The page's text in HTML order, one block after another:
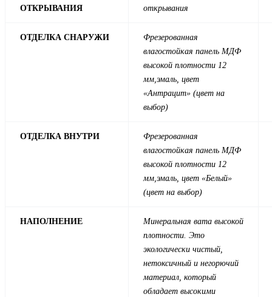
ОТКРЫВАНИЯ
открывания
ОТДЕЛКА СНАРУЖИ
Фрезерованная
влагостойкая панель МДФ
высокой плотности 12
мм,эмаль, цвет
«Антрацит» (цвет на
выбор)
ОТДЕЛКА ВНУТРИ
Фрезерованная
влагостойкая панель МДФ
высокой плотности 12
мм,эмаль, цвет «Белый»
(цвет на выбор)
НАПОЛНЕНИЕ
Минеральная вата высокой
плотности. Это
экологически чистый,
нетоксичный и негорючий
материал, который
обладает высокими